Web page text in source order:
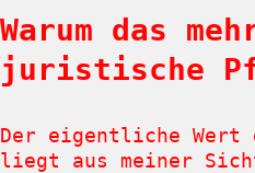
Warum das
juristische
Der eigentliche Wert
liegt aus meiner